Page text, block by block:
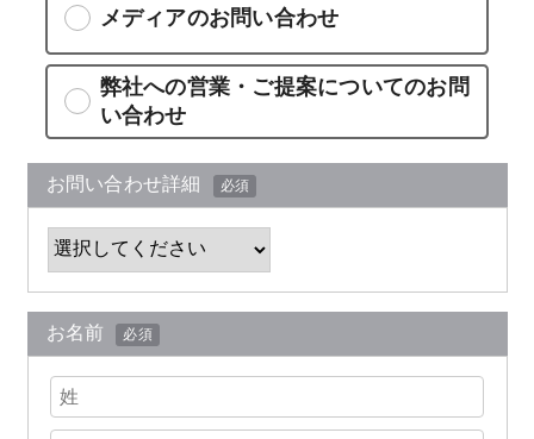
メディアのお問い合わせ
弊社への営業・ご提案についてのお問
い合わせ
お問い合わせ詳細 必須
お名前 必須